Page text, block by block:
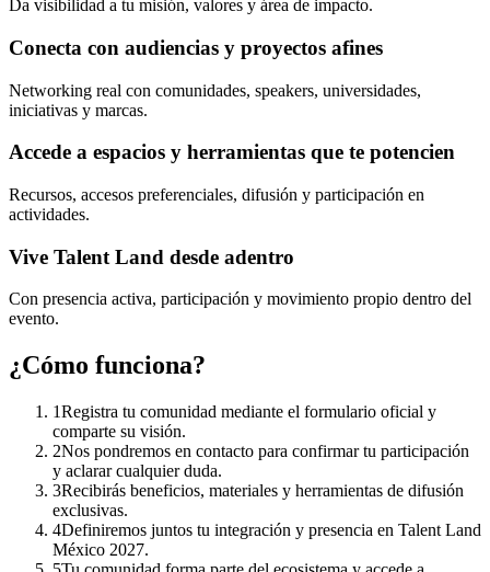
Da visibilidad a tu misión, valores y área de impacto.
Conecta con audiencias y proyectos afines
Networking real con comunidades, speakers, universidades,
iniciativas y marcas.
Accede a espacios y herramientas que te potencien
Recursos, accesos preferenciales, difusión y participación en
actividades.
Vive Talent Land desde adentro
Con presencia activa, participación y movimiento propio dentro del
evento.
¿Cómo funciona?
1Registra tu comunidad mediante el formulario oficial y
comparte su visión.
2Nos pondremos en contacto para confirmar tu participación
y aclarar cualquier duda.
3Recibirás beneficios, materiales y herramientas de difusión
exclusivas.
4Definiremos juntos tu integración y presencia en Talent Land
México 2027.